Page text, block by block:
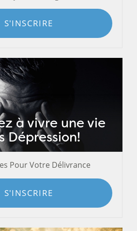
S'INSCRIRE
à vivre une vie
Dépression!
Pour Votre Délivrance
S'INSCRIRE